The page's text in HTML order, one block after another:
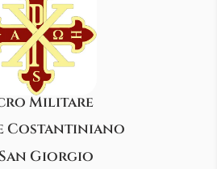
Militare
Costantiniano
Giorgio